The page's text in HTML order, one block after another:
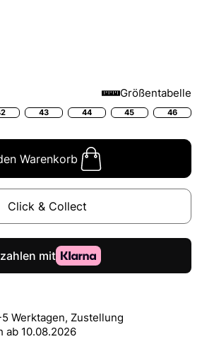
Größentabelle
43 44 45 46
Warenkorb
Click & Collect
Werktagen, Zustellung
ab 10.08.2026